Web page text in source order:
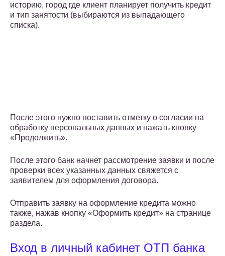
историю, город где клиент планирует получить кредит
и тип занятости (выбираются из выпадающего
списка).
После этого нужно поставить отметку о согласии на
обработку персональных данных и нажать кнопку
«Продолжить».
После этого банк начнет рассмотрение заявки и после
проверки всех указанных данных свяжется с
заявителем для оформления договора.
Отправить заявку на оформление кредита можно
также, нажав кнопку «Оформить кредит» на странице
раздела.
Вход в личный кабинет ОТП банка